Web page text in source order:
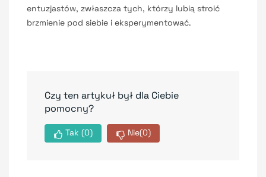
entuzjastów, zwłaszcza tych, którzy lubią stroić
brzmienie pod siebie i eksperymentować.
Czy ten artykuł był dla Ciebie
pomocny?
Tak (0) Nie(0)